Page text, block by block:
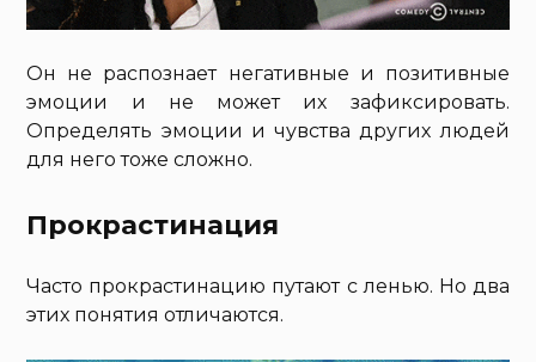
Он не распознает негативные и позитивные
эмоции и не может их зафиксировать.
Определять эмоции и чувства других людей
для него тоже сложно.
Прокрастинация
Часто прокрастинацию путают с ленью. Но два
этих понятия отличаются.